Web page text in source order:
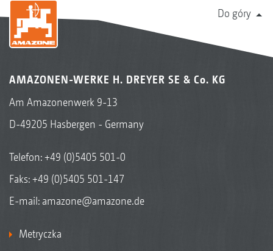
Do góry
AMAZONEN-WERKE H. DREYER SE & Co. KG
Am Amazonenwerk 9-13
D-49205 Hasbergen - Germany
Telefon:+49 (0)5405 501-0
Faks: +49 (0)5405 501-147
E-mail: amazone@amazone.de
Metryczka